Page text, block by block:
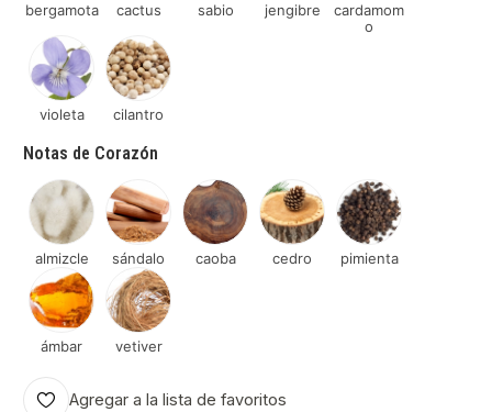
bergamota cactus sabio jengibre
cardamom
o
violeta cilantro
Notas de Corazón
almizcle sándalo caoba cedro pimienta
ámbar vetiver
Agregar a la lista de favoritos